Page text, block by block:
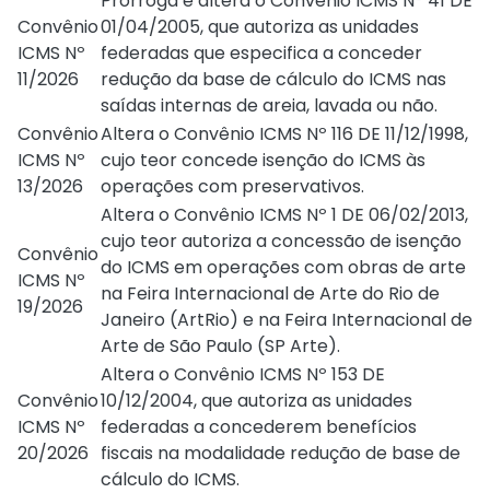
Convênio
ICMS Nº
11/2026
01/04/2005, que autoriza as unidades
federadas que especifica a conceder
redução da base de cálculo do ICMS nas
saídas internas de areia, lavada ou não.
Convênio
ICMS Nº
13/2026
Altera o Convênio ICMS Nº 116 DE 11/12/1998,
cujo teor concede isenção do ICMS às
operações com preservativos.
Convênio
ICMS Nº
19/2026
Altera o Convênio ICMS Nº 1 DE 06/02/2013,
cujo teor autoriza a concessão de isenção
do ICMS em operações com obras de arte
na Feira Internacional de Arte do Rio de
Janeiro (ArtRio) e na Feira Internacional de
Arte de São Paulo (SP Arte).
Convênio
ICMS Nº
20/2026
Altera o Convênio ICMS Nº 153 DE
10/12/2004, que autoriza as unidades
federadas a concederem benefícios
fiscais na modalidade redução de base de
cálculo do ICMS.